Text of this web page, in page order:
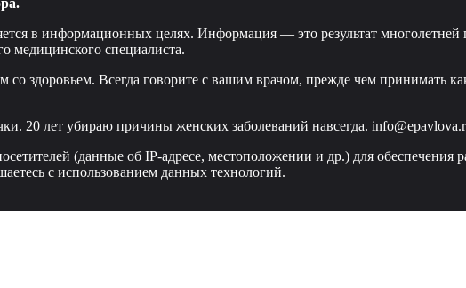
в информационных целях. Информация — это результат
медицинского специалиста.
здоровьем. Всегда говорите с вашим врачом, прежде чем принимать
20 лет убираю причины женских заболеваний навсегда.
(данные об IP-адресе, местоположении и др.) для обеспечения
с использованием данных технологий.